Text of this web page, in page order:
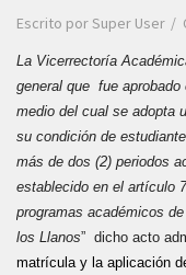
Escrito porSuper User
La Vicerrectoría
general que fue
medio del cual se adopta
su condición de
más de dos (2) periodos
establecido en el artículo
programas académicos
los Llanos” dicho acto
matrícula y la aplicación